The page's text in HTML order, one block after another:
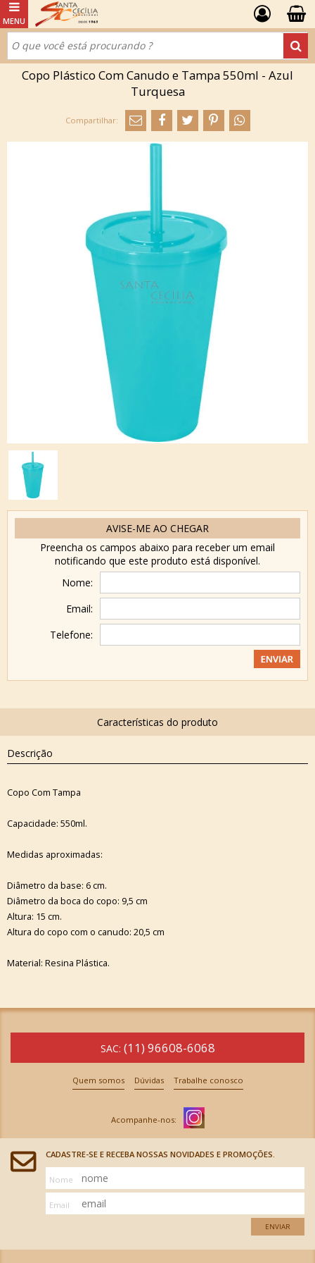
Copo Plástico Com Canudo e Tampa 550ml - Azul
Turquesa
AVISE-ME AO CHEGAR
Preencha os campos abaixo para receber um email
notificando que este produto está disponível.
Nome:
Email:
Telefone:
Descrição
Copo Com Tampa
Capacidade: 550ml.
Medidas aproximadas:
Diâmetro da base: 6 cm.
Diâmetro da boca do copo: 9,5 cm
Altura: 15 cm.
Altura do copo com o canudo: 20,5 cm
Material: Resina Plástica.
SAC: (11) 96608-6068
Quem somos Dúvidas Trabalhe conosco
CADASTRE-SE E RECEBA NOSSAS NOVIDADES E PROMOÇÕES.
Nome
Email
ENVIAR